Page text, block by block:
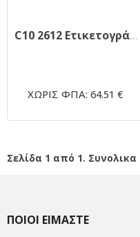
C10 2612 Ετικετογράφος Blitz Ιταλίας
ΧΩΡΙΣ ΦΠΑ: 64.51 €
Σελίδα 1 από 1.
ΠΟΙΟΙ ΕΙΜΑΣΤΕ